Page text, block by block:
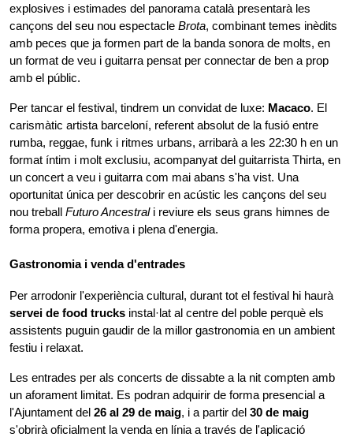
explosives i estimades del panorama català presentarà les
cançons del seu nou espectacle Brota, combinant temes inèdits
amb peces que ja formen part de la banda sonora de molts, en
un format de veu i guitarra pensat per connectar de ben a prop
amb el públic.
Per tancar el festival, tindrem un convidat de luxe: Macaco. El
carismàtic artista barceloní, referent absolut de la fusió entre
rumba, reggae, funk i ritmes urbans, arribarà a les 22:30 h en un
format íntim i molt exclusiu, acompanyat del guitarrista Thirta, en
un concert a veu i guitarra com mai abans s'ha vist. Una
oportunitat única per descobrir en acústic les cançons del seu
nou treball Futuro Ancestral i reviure els seus grans himnes de
forma propera, emotiva i plena d'energia.
Gastronomia i venda d'entrades
servei de food trucks instal·lat al centre del poble perquè els
assistents puguin gaudir de la millor gastronomia en un ambient
festiu i relaxat.
Les entrades per als concerts de dissabte a la nit compten amb
un aforament limitat. Es podran adquirir de forma presencial a
l'Ajuntament del 26 al 29 de maig, i a partir del 30 de maig